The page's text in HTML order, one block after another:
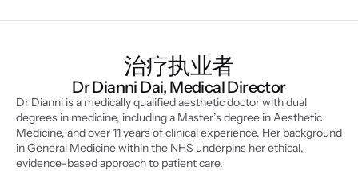
治疗执业者
Dr Dianni Dai, Medical Director
Dr Dianni is a medically qualified aesthetic doctor with dual
degrees in medicine, including a Master’s degree in Aesthetic
Medicine, and over 11 years of clinical experience. Her background
in General Medicine within the NHS underpins her ethical,
evidence-based approach to patient care.